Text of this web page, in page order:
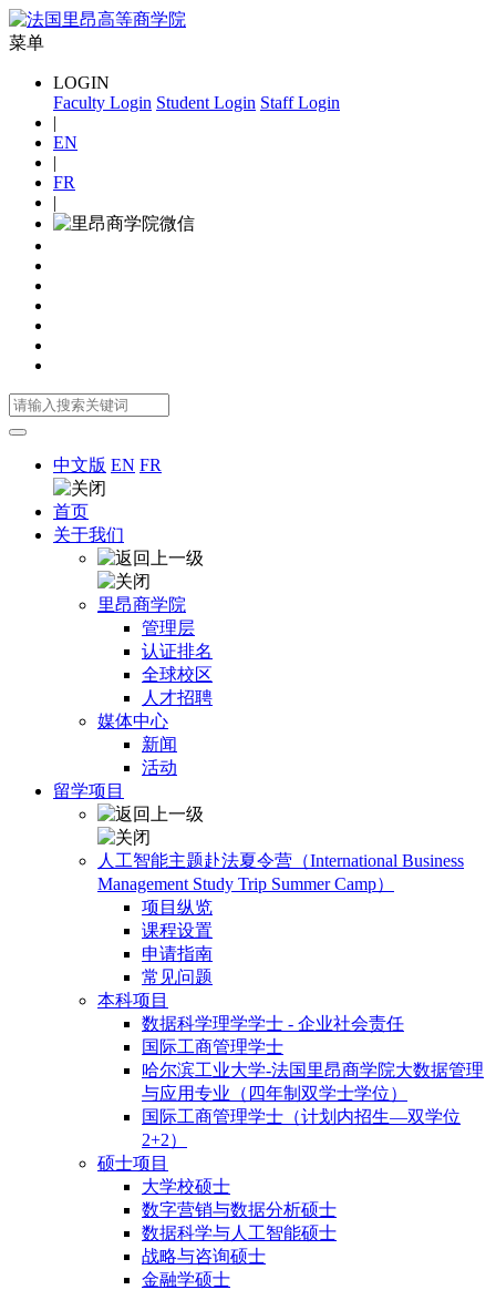
菜单
LOGIN
Faculty Login Student Login Staff Login
|
EN
|
FR
|
中文版 EN FR
首页
关于我们
里昂商学院
管理层
认证排名
全球校区
人才招聘
媒体中心
新闻
活动
留学项目
人工智能主题赴法夏令营（International Business
Management Study Trip Summer Camp）
项目纵览
课程设置
申请指南
常见问题
本科项目
数据科学理学学士 - 企业社会责任
国际工商管理学士
哈尔滨工业大学-法国里昂商学院大数据管理
与应用专业（四年制双学士学位）
国际工商管理学士（计划内招生—双学位
2+2）
硕士项目
大学校硕士
数字营销与数据分析硕士
数据科学与人工智能硕士
战略与咨询硕士
金融学硕士